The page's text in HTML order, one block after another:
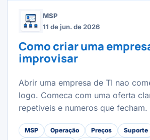
MSP
11 de jun. de 2026
Como criar uma
improvisar
Abrir uma empresa de TI nao
logo. Comeca com uma oferta
repetiveis e numeros que fecham.
MSP Operação Preços
Suporte